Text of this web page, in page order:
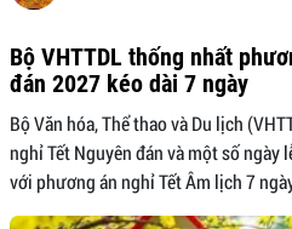
Bộ VHTTDL thống nhất
đán 2027 kéo dài 7 ngày
Bộ Văn hóa, Thể thao và Du lịch
nghỉ Tết Nguyên đán và một số
với phương án nghỉ Tết Âm lịch 7